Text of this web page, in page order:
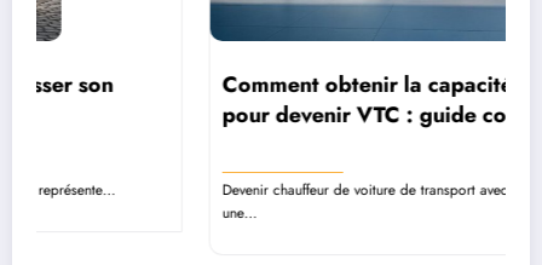
Comment obtenir la capacité de transport
pour devenir VTC : guide complet des
Devenir chauffeur de voiture de transport avec chauffeur représente